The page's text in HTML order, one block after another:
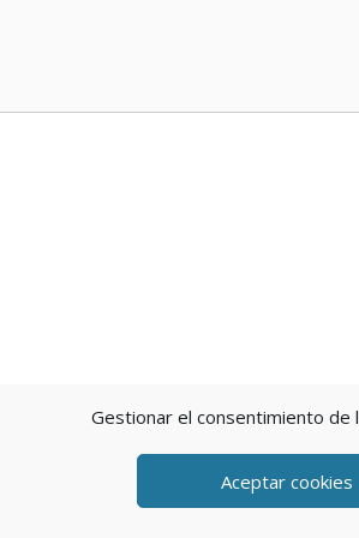
Gestionar el consentimiento de
Aceptar cookies